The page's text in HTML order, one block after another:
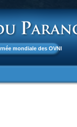
mondiale des OVNI